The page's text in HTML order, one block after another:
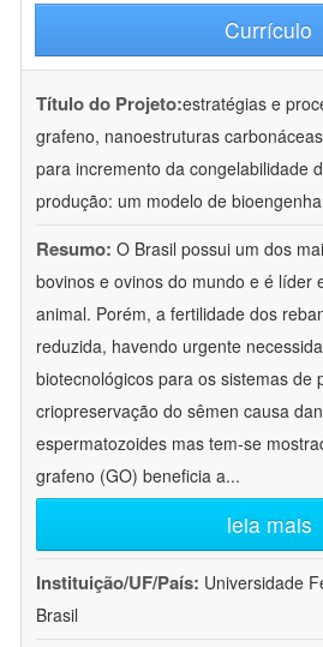
Currículo
Título do Projeto:estratégias e
grafeno, nanoestruturas
para incremento da congelabilidade
produção: um modelo de
Resumo: O Brasil possui um dos
bovinos e ovinos do mundo e é líder
animal. Porém, a fertilidade dos
reduzida, havendo urgente
biotecnológicos para os sistemas de
criopreservação do sêmen causa
espermatozoides mas tem-se
grafeno (GO) beneficia a...
leia mais
Instituição/UF/País: Universidade
Brasil